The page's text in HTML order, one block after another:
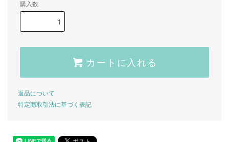
購入数
カートに入れる
返品について
特定商取引法に基づく表記